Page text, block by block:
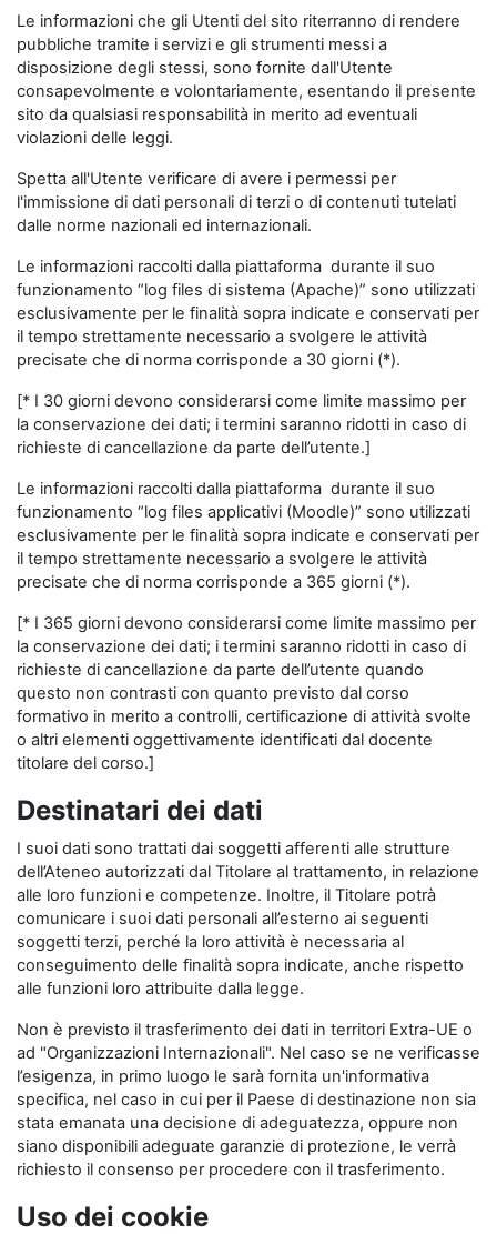
Le informazioni che gli Utenti del sito riterranno di rendere
pubbliche tramite i servizi e gli strumenti messi a
disposizione degli stessi, sono fornite dall'Utente
consapevolmente e volontariamente, esentando il presente
sito da qualsiasi responsabilità in merito ad eventuali
violazioni delle leggi.
Spetta all'Utente verificare di avere i permessi per
l'immissione di dati personali di terzi o di contenuti tutelati
dalle norme nazionali ed internazionali.
Le informazioni raccolti dalla piattaforma durante il suo
funzionamento “log files di sistema (Apache)” sono utilizzati
esclusivamente per le finalità sopra indicate e conservati per
il tempo strettamente necessario a svolgere le attività
precisate che di norma corrisponde a 30 giorni (*).
[* I 30 giorni devono considerarsi come limite massimo per
la conservazione dei dati; i termini saranno ridotti in caso di
richieste di cancellazione da parte dell’utente.]
Le informazioni raccolti dalla piattaforma durante il suo
funzionamento “log files applicativi (Moodle)” sono utilizzati
esclusivamente per le finalità sopra indicate e conservati per
il tempo strettamente necessario a svolgere le attività
precisate che di norma corrisponde a 365 giorni (*).
[* I 365 giorni devono considerarsi come limite massimo per
la conservazione dei dati; i termini saranno ridotti in caso di
richieste di cancellazione da parte dell’utente quando
questo non contrasti con quanto previsto dal corso
formativo in merito a controlli, certificazione di attività svolte
o altri elementi oggettivamente identificati dal docente
titolare del corso.]
Destinatari dei dati
I suoi dati sono trattati dai soggetti afferenti alle strutture
dell’Ateneo autorizzati dal Titolare al trattamento, in relazione
alle loro funzioni e competenze. Inoltre, il Titolare potrà
comunicare i suoi dati personali all’esterno ai seguenti
soggetti terzi, perché la loro attività è necessaria al
conseguimento delle finalità sopra indicate, anche rispetto
alle funzioni loro attribuite dalla legge.
Non è previsto il trasferimento dei dati in territori Extra-UE o
ad "Organizzazioni Internazionali". Nel caso se ne verificasse
l’esigenza, in primo luogo le sarà fornita un'informativa
specifica, nel caso in cui per il Paese di destinazione non sia
stata emanata una decisione di adeguatezza, oppure non
siano disponibili adeguate garanzie di protezione, le verrà
richiesto il consenso per procedere con il trasferimento.
Uso dei cookie